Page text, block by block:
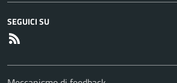
SEGUICI SU